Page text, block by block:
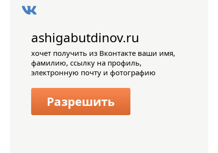
ashigabutdinov.ru
хочет получить из Вконтакте ваши имя,
фамилию, ссылку на профиль,
электронную почту и фотографию
Разрешить